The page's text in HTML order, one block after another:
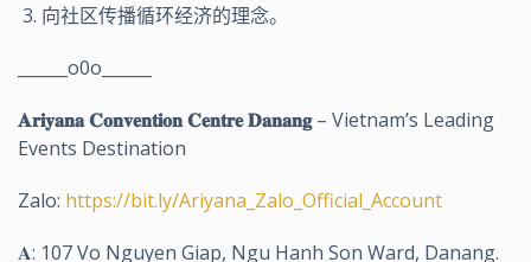
向社区传播循环经济的理念。
______o0o______
𝐀𝐫𝐢𝐲𝐚𝐧𝐚 𝐂𝐨𝐧𝐯𝐞𝐧𝐭𝐢𝐨𝐧 𝐂𝐞𝐧𝐭𝐫𝐞 𝐃𝐚𝐧𝐚𝐧𝐠– Vietnam’s Leading
Events Destination
Zalo: https://bit.ly/Ariyana_Zalo_Official_Account
𝐀: 107 Vo Nguyen Giap, Ngu Hanh Son Ward, Danang.